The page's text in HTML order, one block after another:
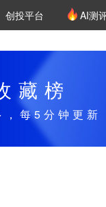
创投平台 AI测
藏榜
每5分钟更新